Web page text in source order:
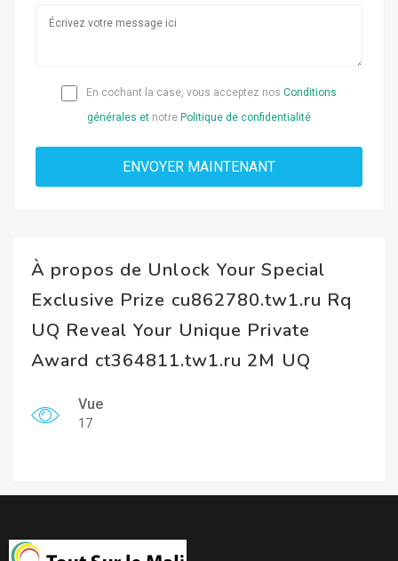
En cochant la case, vous acceptez nos Conditions
générales et notre Politique de confidentialité
À propos de Unlock Your Special
Exclusive Prize cu862780.tw1.ru Rq
UQ Reveal Your Unique Private
Award ct364811.tw1.ru 2M UQ
Vue
17